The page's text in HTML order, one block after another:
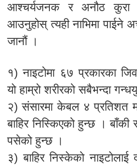
आश्चर्यजनक र अनौठ कुरा
आउनुहोस् त्यही नाभिमा पाईने
जानौं ।
१) नाइटोमा ६७ प्रकारका
यो हाम्रो शरीरको सबैभन्दा
२) संसारमा केबल ४ प्रतिशत
बाहिर निस्किएको हुन्छ । बाँकी
पसेको हुन्छ ।
३) बाहिर निस्केको नाइटोलाई